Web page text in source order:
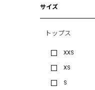
サイズ
トップス
XXS
XS
S